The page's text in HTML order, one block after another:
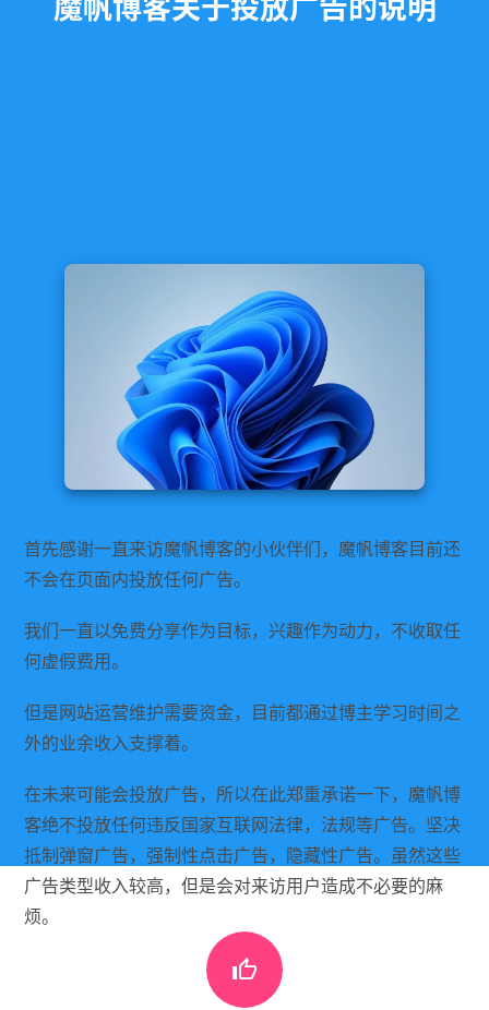
魔帆博客关于投放广告的说明
首先感谢一直来访魔帆博客的小伙伴们，魔帆博客目前还
不会在页面内投放任何广告。
我们一直以免费分享作为目标，兴趣作为动力，不收取任
何虚假费用。
但是网站运营维护需要资金，目前都通过博主学习时间之
外的业余收入支撑着。
在未来可能会投放广告，所以在此郑重承诺一下，魔帆博
客绝不投放任何违反国家互联网法律，法规等广告。坚决
抵制弹窗广告，强制性点击广告，隐藏性广告。虽然这些
广告类型收入较高，但是会对来访用户造成不必要的麻
烦。
